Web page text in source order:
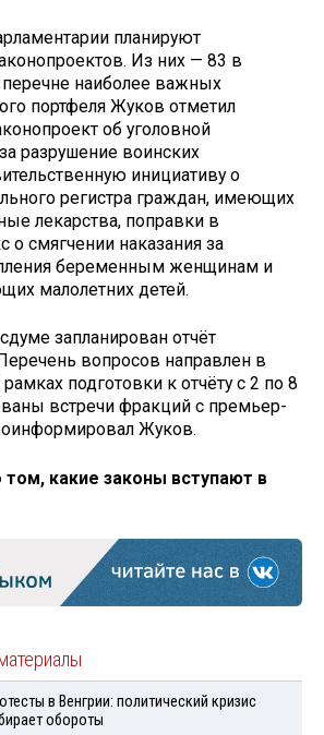
планируют
Из них — 83 в
наиболее важных
портфеля Жуков отметил
об уголовной
разрушение воинских
инициативу о
регистра граждан, имеющих
лекарства, поправки в
о смягчении наказания за
беременным женщинам и
малолетних детей.
запланирован отчёт
вопросов направлен в
подготовки к отчёту с 2 по 8
встречи фракций с премьер-
Жуков.
какие законы вступают в
в Венгрии: политический кризис
обороты